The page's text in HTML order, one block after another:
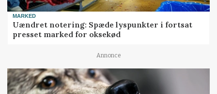
MARKED
Uændret notering: Spæde lyspunkter i fortsat
presset marked for oksekød
Annonce